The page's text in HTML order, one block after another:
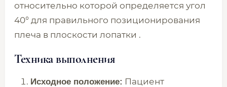
относительно которой определяется угол
40° для правильного позиционирования
плеча в плоскости лопатки .
Техника выполнения
Исходное положение: Пациент